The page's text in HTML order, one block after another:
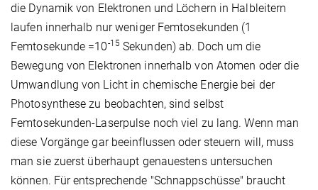
die Dynamik von Elektronen und Löchern in Halbleitern
laufen innerhalb nur weniger Femtosekunden (1
Femtosekunde =10-15 Sekunden) ab. Doch um die
Bewegung von Elektronen innerhalb von Atomen oder die
Umwandlung von Licht in chemische Energie bei der
Photosynthese zu beobachten, sind selbst
Femtosekunden-Laserpulse noch viel zu lang. Wenn man
diese Vorgänge gar beeinflussen oder steuern will, muss
man sie zuerst überhaupt genauestens untersuchen
können. Für entsprechende "Schnappschüsse" braucht